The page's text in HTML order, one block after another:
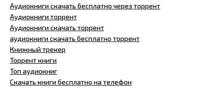
Аудиокниги скачать бесплатно через торрент
Аудиокниги торрент
Аудиокниги скачать торрент
аудиокниги скачать бесплатно торрент
Книжный трекер
Торрент книги
Топ аудиокниг
Скачать книги бесплатно на телефон